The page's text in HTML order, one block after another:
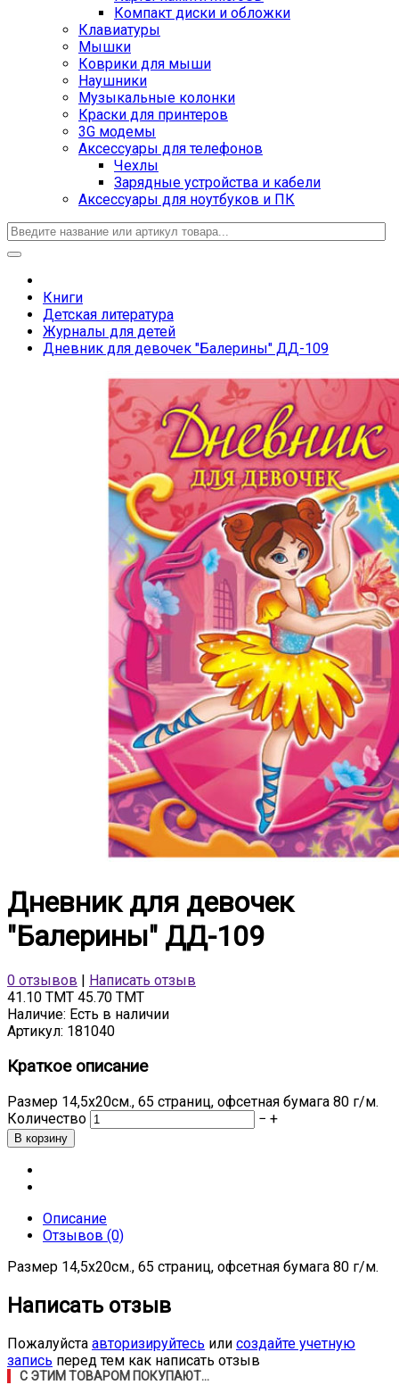
Компакт диски и обложки
Клавиатуры
Мышки
Коврики для мыши
Наушники
Музыкальные колонки
Краски для принтеров
3G модемы
Аксессуары для телефонов
Чехлы
Зарядные устройства и кабели
Аксессуары для ноутбуков и ПК
Книги
Детская литература
Журналы для детей
Дневник для девочек "Балерины" ДД-109
Дневник для девочек
"Балерины" ДД-109
0 отзывов
Написать отзыв
41.10 TMT 45.70 TMT
Наличие: Есть в наличии
Артикул: 181040
Краткое описание
Размер 14,5х20см., 65 страниц, офсетная бумага 80 г/м.
Количество
− +
Описание
Отзывов (0)
Размер 14,5х20см., 65 страниц, офсетная бумага 80 г/м.
Написать отзыв
Пожалуйста авторизируйтесь или создайте учетную
запись перед тем как написать отзыв
С ЭТИМ ТОВАРОМ ПОКУПАЮТ...